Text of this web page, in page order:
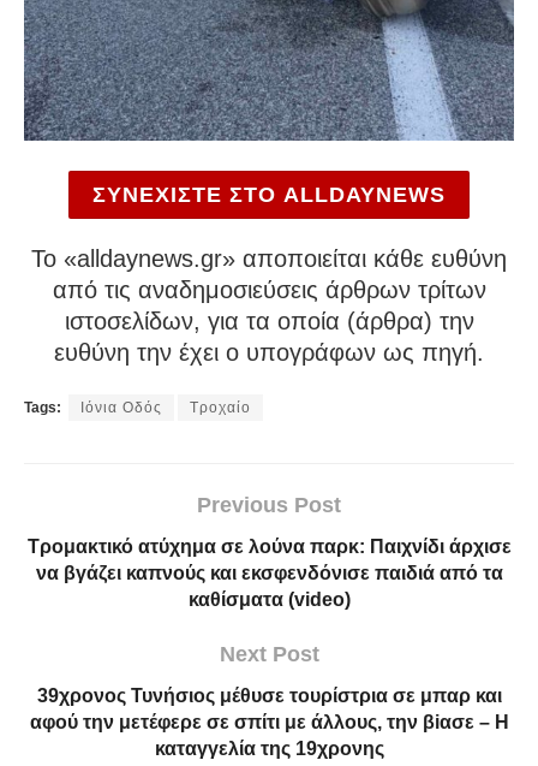
ΣΥΝΕΧΙΣΤΕ ΣΤΟ ALLDAYNEWS
To «alldaynews.gr» αποποιείται κάθε ευθύνη
από τις αναδημοσιεύσεις άρθρων τρίτων
ιστοσελίδων, για τα οποία (άρθρα) την
ευθύνη την έχει ο υπογράφων ως πηγή.
Tags: Ιόνια Οδός Τροχαίο
Previous Post
Τρομακτικό ατύχημα σε λούνα παρκ: Παιχνίδι άρχισε
να βγάζει καπνούς και εκσφενδόνισε παιδιά από τα
καθίσματα (video)
Next Post
39χρονος Τυνήσιος μέθυσε τουρίστρια σε μπαρ και
αφού την μετέφερε σε σπίτι με άλλους, την βiασε – Η
καταγγελία της 19χρονης